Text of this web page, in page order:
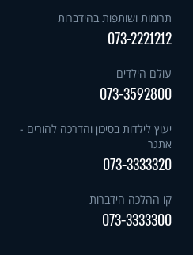
תרומות ושותפות בהידברות
073-2221212
עולם הילדים
073-3592800
יעוץ לילדות בסיכון והדרכה להורים -
אתגר
073-3333320
קו ההלכה הידברות
073-3333300